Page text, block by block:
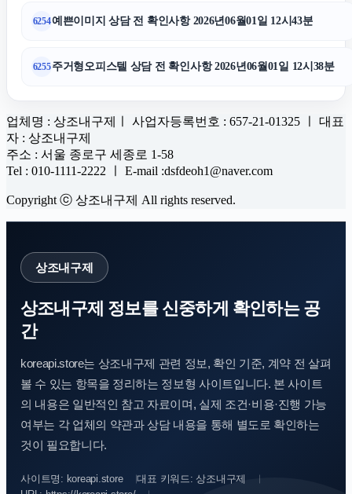
6254예쁜이미지 상담 전 확인사항 2026년06월01일 12시43분
6255주거형오피스텔 상담 전 확인사항 2026년06월01일 12시38분
업체명 : 상조내구제ㅣ 사업자등록번호 : 657-21-01325 ㅣ 대표
자 : 상조내구제
주소 : 서울 종로구 세종로 1-58
Tel : 010-1111-2222 ㅣ E-mail :dsfdeoh1@naver.com
Copyright ⓒ 상조내구제 All rights reserved.
상조내구제
상조내구제 정보를 신중하게 확인하는 공
간
koreapi.store는 상조내구제 관련 정보, 확인 기준, 계약 전 살펴
볼 수 있는 항목을 정리하는 정보형 사이트입니다. 본 사이트
의 내용은 일반적인 참고 자료이며, 실제 조건·비용·진행 가능
여부는 각 업체의 약관과 상담 내용을 통해 별도로 확인하는
것이 필요합니다.
사이트명: koreapi.store
대표 키워드: 상조내구제